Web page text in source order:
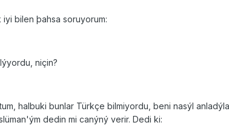
bilen þahsa soruyorum:
niçin?
halbuki bunlar Türkçe bilmiyordu, beni nasýl
dedin mi canýný verir. Dedi ki: